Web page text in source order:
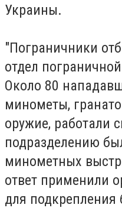
Украины.
"Пограничники
отдел
Около 80
минометы,
оружие, работали
подразделению
минометных
ответ применили
для